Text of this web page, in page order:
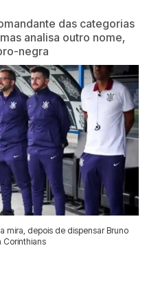
das categorias
analisa outro nome,
negra
mira, depois de dispensar Bruno
Corinthians